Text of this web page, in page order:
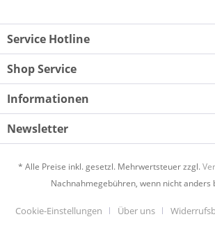
Service Hotline
Shop Service
Informationen
Newsletter
* Alle Preise inkl. gesetzl. Mehrwertsteuer zzgl.
Nachnahmegebühren, wenn nicht anders
Cookie-Einstellungen Über uns